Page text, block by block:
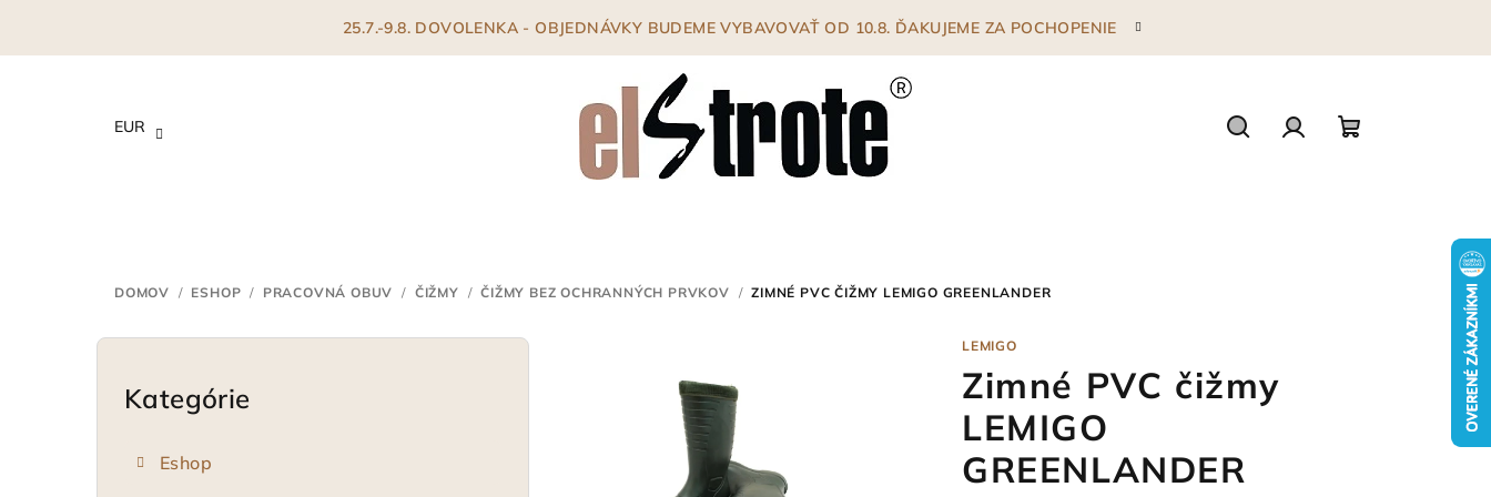
25.7.-9.8. DOVOLENKA - OBJEDNÁVKY BUDEME VYBAVOVAŤ OD 10.8. ĎAKUJEME ZA POCHOPENIE
EUR
DOMOV / ESHOP / PRACOVNÁ OBUV / ČIŽMY / ČIŽMY BEZ OCHRANNÝCH PRVKOV / ZIMNÉ PVC ČIŽMY LEMIGO GREENLANDER
B
Preskočiť
kategórie
Kategórie
Eshop
LEMIGO
Zimné PVC čižmy
LEMIGO
GREENLANDER